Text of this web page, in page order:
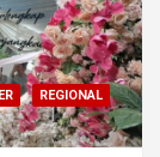
REGIONAL